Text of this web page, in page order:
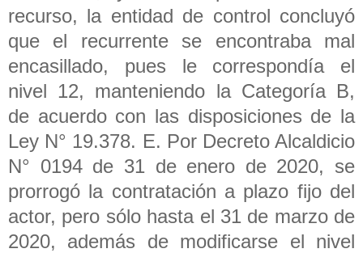
recurso, la entidad de control concluyó
que el recurrente se encontraba mal
encasillado, pues le correspondía el
nivel 12, manteniendo la Categoría B,
de acuerdo con las disposiciones de la
Ley N° 19.378. E. Por Decreto Alcaldicio
N° 0194 de 31 de enero de 2020, se
prorrogó la contratación a plazo fijo del
actor, pero sólo hasta el 31 de marzo de
2020, además de modificarse el nivel